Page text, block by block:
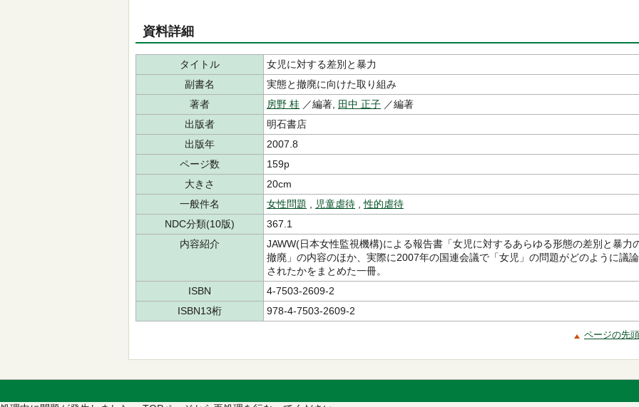
資料詳細
タイトル
女児に対する差別と暴力
副書名
実態と撤廃に向けた取り組み
著者
房野 桂 ／編著, 田中 正子 ／編著
出版者
明石書店
出版年
2007.8
ページ数
159p
大きさ
20cm
一般件名
女性問題 児童虐待 ,性的虐待
NDC分類(10版)
367.1
内容紹介
JAWW(日本女性監視機構)による報告書「女児に対するあらゆる形態の差別と暴力
撤廃」の内容のほか、実際に2007年の国連会議で「女児」の問題がどのように議論
されたかをまとめた一冊。
ISBN
4-7503-2609-2
ISBN13桁
978-4-7503-2609-2
ページの先